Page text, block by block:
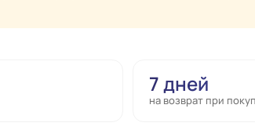
7 дней
на возврат при